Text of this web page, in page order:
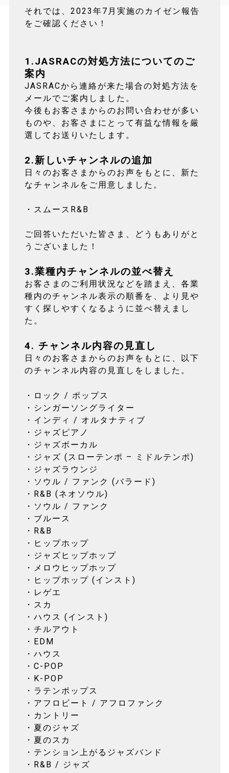
それでは、2023年7月実施のカイゼン報告
をご確認ください！
1.JASRACの対処方法についてのご
案内
JASRACから連絡が来た場合の対処方法を
メールでご案内しました。
今後もお客さまからのお問い合わせが多い
ものや、お客さまにとって有益な情報を厳
選してお送りいたします。
2.新しいチャンネルの追加
日々のお客さまからのお声をもとに、新た
なチャンネルをご用意しました。
・スムースR&B
ご回答いただいた皆さま、どうもありがと
うございました！
3.業種内チャンネルの並べ替え
お客さまのご利用状況などを踏まえ、各業
種内のチャンネル表示の順番を、より見や
すく探しやすくなるように並べ替えまし
た。
4. チャンネル内容の見直し
日々のお客さまからのお声をもとに、以下
のチャンネル内容の見直しをしました。
・ロック / ポップス
・シンガーソングライター
・インディ / オルタナティブ
・ジャズピアノ
・ジャズボーカル
・ジャズ (スローテンポ – ミドルテンポ)
・ジャズラウンジ
・ソウル / ファンク (バラード)
・R&B (ネオソウル)
・ソウル / ファンク
・ブルース
・R&B
・ヒップホップ
・ジャズヒップホップ
・メロウヒップホップ
・ヒップホップ (インスト)
・レゲエ
・スカ
・ハウス (インスト)
・チルアウト
・EDM
・ハウス
・C-POP
・K-POP
・ラテンポップス
・アフロビート / アフロファンク
・カントリー
・夏のジャズ
・夏のスカ
・テンション上がるジャズバンド
・R&B / ジャズ